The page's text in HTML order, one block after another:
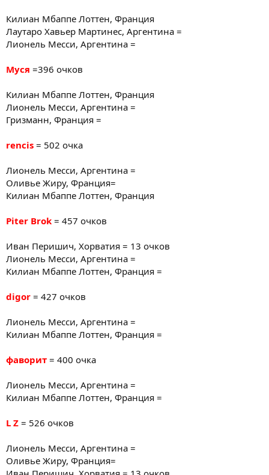
Килиан Мбаппе Лоттен, Франция
Лаутаро Хавьер Мартинес, Аргентина =
Лионель Месси, Аргентина =
Муся =396 очков
Килиан Мбаппе Лоттен, Франция
Лионель Месси, Аргентина =
Гризманн, Франция =
rencis = 502 очка
Лионель Месси, Аргентина =
Оливье Жиру, Франция=
Килиан Мбаппе Лоттен, Франция
Piter Brok = 457 очков
Иван Перишич, Хорватия = 13 очков
Лионель Месси, Аргентина =
Килиан Мбаппе Лоттен, Франция =
digor = 427 очков
Лионель Месси, Аргентина =
Килиан Мбаппе Лоттен, Франция =
фаворит = 400 очка
Лионель Месси, Аргентина =
Килиан Мбаппе Лоттен, Франция =
L Z = 526 очков
Лионель Месси, Аргентина =
Оливье Жиру, Франция=